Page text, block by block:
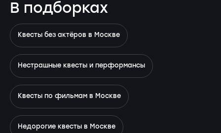
В подборках
Квесты без актёров в Москве
Нестрашные квесты и перформансы
Квесты по фильмам в Москве
Недорогие квесты в Москве